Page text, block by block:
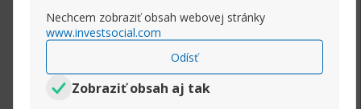
Nechcem zobraziť obsah webovej stránky
www.investsocial.com
Odísť
Zobraziť obsah aj tak
RandallAmozy
Junior Member
loli